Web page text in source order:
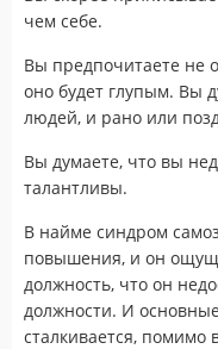
чем себе.
Вы предпочитаете не
оно будет глупым. Вы
людей, и рано или
Вы думаете, что вы
талантливы.
В найме синдром
повышения, и он
должность, что он
должности. И
сталкивается, помимо